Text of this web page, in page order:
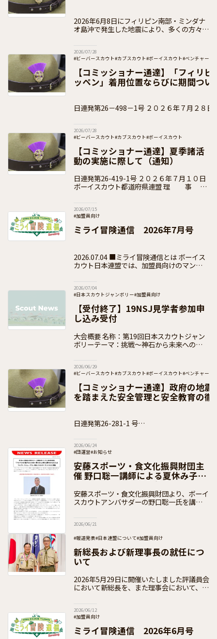
2026年6月8日にフィリピン南部・ミンダナ
オ島沖で発生した地震により、多くの方々が
はこれまで、フィリピン各地のスカウト
2026/07/28
#ビーバースカウト#カブスカウト#ボーイスカウト#ベンチャース
#団運営
【コミッショナー通達】「フィリ
ッペン」着用位置ならびに期間つい
日連発第26－498－1号 ２０２６年７月２８日 ボーイスカウト都
2026/07/28
#ビーバースカウト#カブスカウト#ボーイスカウト
#ベンチャースカウト
#ローバースカウト #団運営 #加盟員向け
【コミッショナー通達】夏季諸活
動の実施に際して（通知）
日連発第26-419-1号 ２０２６年７月１０日
ボーイスカウト都道府県連盟 理 事
2026/07/15
#加盟員向け
ミライ冒険通信 2026年7月号
2026.07.04 ■ミライ冒険通信とは ボーイス
カウト日本連盟では、加盟員向けのマンスリ
事業の最
2026/07/04
#日本スカウトジャンボリー#加盟員向け
【受付終了】19NSJ見学者参加申
し込み受付
大会概要 名称：第19回日本スカウトジャン
ボリーテーマ：挑戦～神石から未来への一歩
高原町（神石高原ティアガルテ
2026/06/29
#ビーバースカウト#カブスカウト#ボーイスカウト#ベンチャース
#団運営
#加盟員向け
【コミッショナー通達】政府の地
を踏まえた安全管理と安全教育の徹
日連発第26-281-1 号
2026/06/24
#団運営#お知らせ
安藤スポーツ・食文化振興財団主
催 野口聡一講師による夏休み子ど
も向けセミナーのご案内
安藤スポーツ・食文化振興財団より、ボーイ
スカウトアンバサダーの野口聡一氏を講師と
ご案内いたします。 セミナーについて
2026/06/21
#報道発表#日本連盟について#加盟員向け
新総長および新理事長の就任につ
いて
2026年5月29日に開催いたしました評議員会
において新総長を、また理事会において、新
2026年5月29日付で就任いたしまし
2026/06/12
#加盟員向け
ミライ冒険通信 2026年6月号